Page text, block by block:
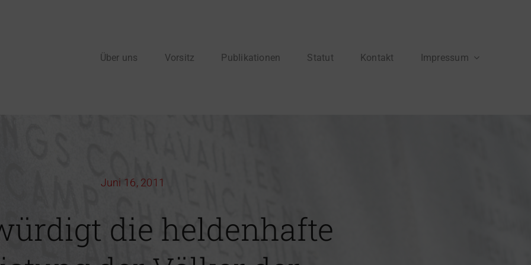
Über uns Vorsitz Publikationen Statut Kontakt Impressum
Juni 16, 2011
die heldenhafte